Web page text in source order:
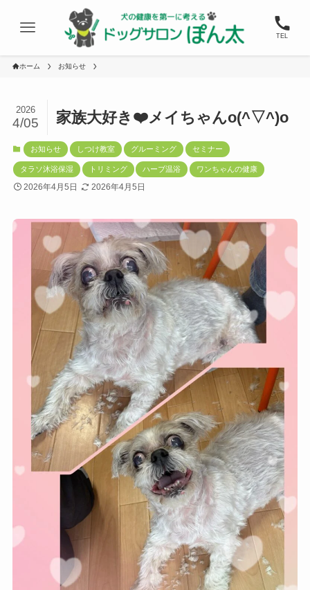
TEL
ホーム お知らせ
家族大好き❤️メイちゃんo(^▽^)o
2026
4/05
お知らせ しつけ教室 グルーミング セミナー
タラソ沐浴保湿 トリミング ハーブ温浴 ワンちゃんの健康
2026年4月5日 2026年4月5日